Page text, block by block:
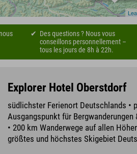
Des questions ? Nous vous
conseillons personnellement –
tous les jours de 8h à 22h.
Explorer Hotel Oberstdorf
südlichster Ferienort Deutschlands •
Ausgangspunkt für Bergwanderungen
• 200 km Wanderwege auf allen
größtes und höchstes Skigebiet